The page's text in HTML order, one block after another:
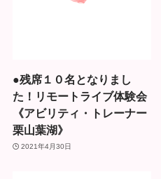
●残席１０名となりまし
た！リモートライブ体験会
《アビリティ・トレーナー
栗山葉湖》
2021年4月30日